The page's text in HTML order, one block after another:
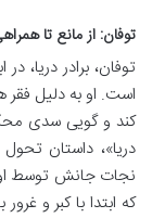
توفان: از مانع تا
توفان، برادر دریا،
است. او به دلیل
کند و گویی سدی
دریا»، داستان
نجات جانش توسط
که ابتدا با کبر و